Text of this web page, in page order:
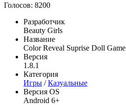
Голосов: 8200
Разработчик
Beauty Girls
Название
Color Reveal Suprise Doll Game
Версия
1.8.1
Категория
Игры /Казуальные
Версия OS
Android 6+